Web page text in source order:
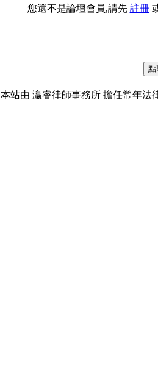
您還不是論壇會員,請先 註冊
本站由 瀛睿律師事務所 擔任常年法